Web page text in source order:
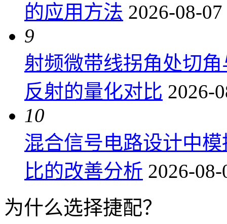
的应用方法 2026-08-
9
射频微带线拐角处切
反射的量化对比 2026-
10
混合信号电路设计中
比的改善分析 2026-
为什么选择捷配？